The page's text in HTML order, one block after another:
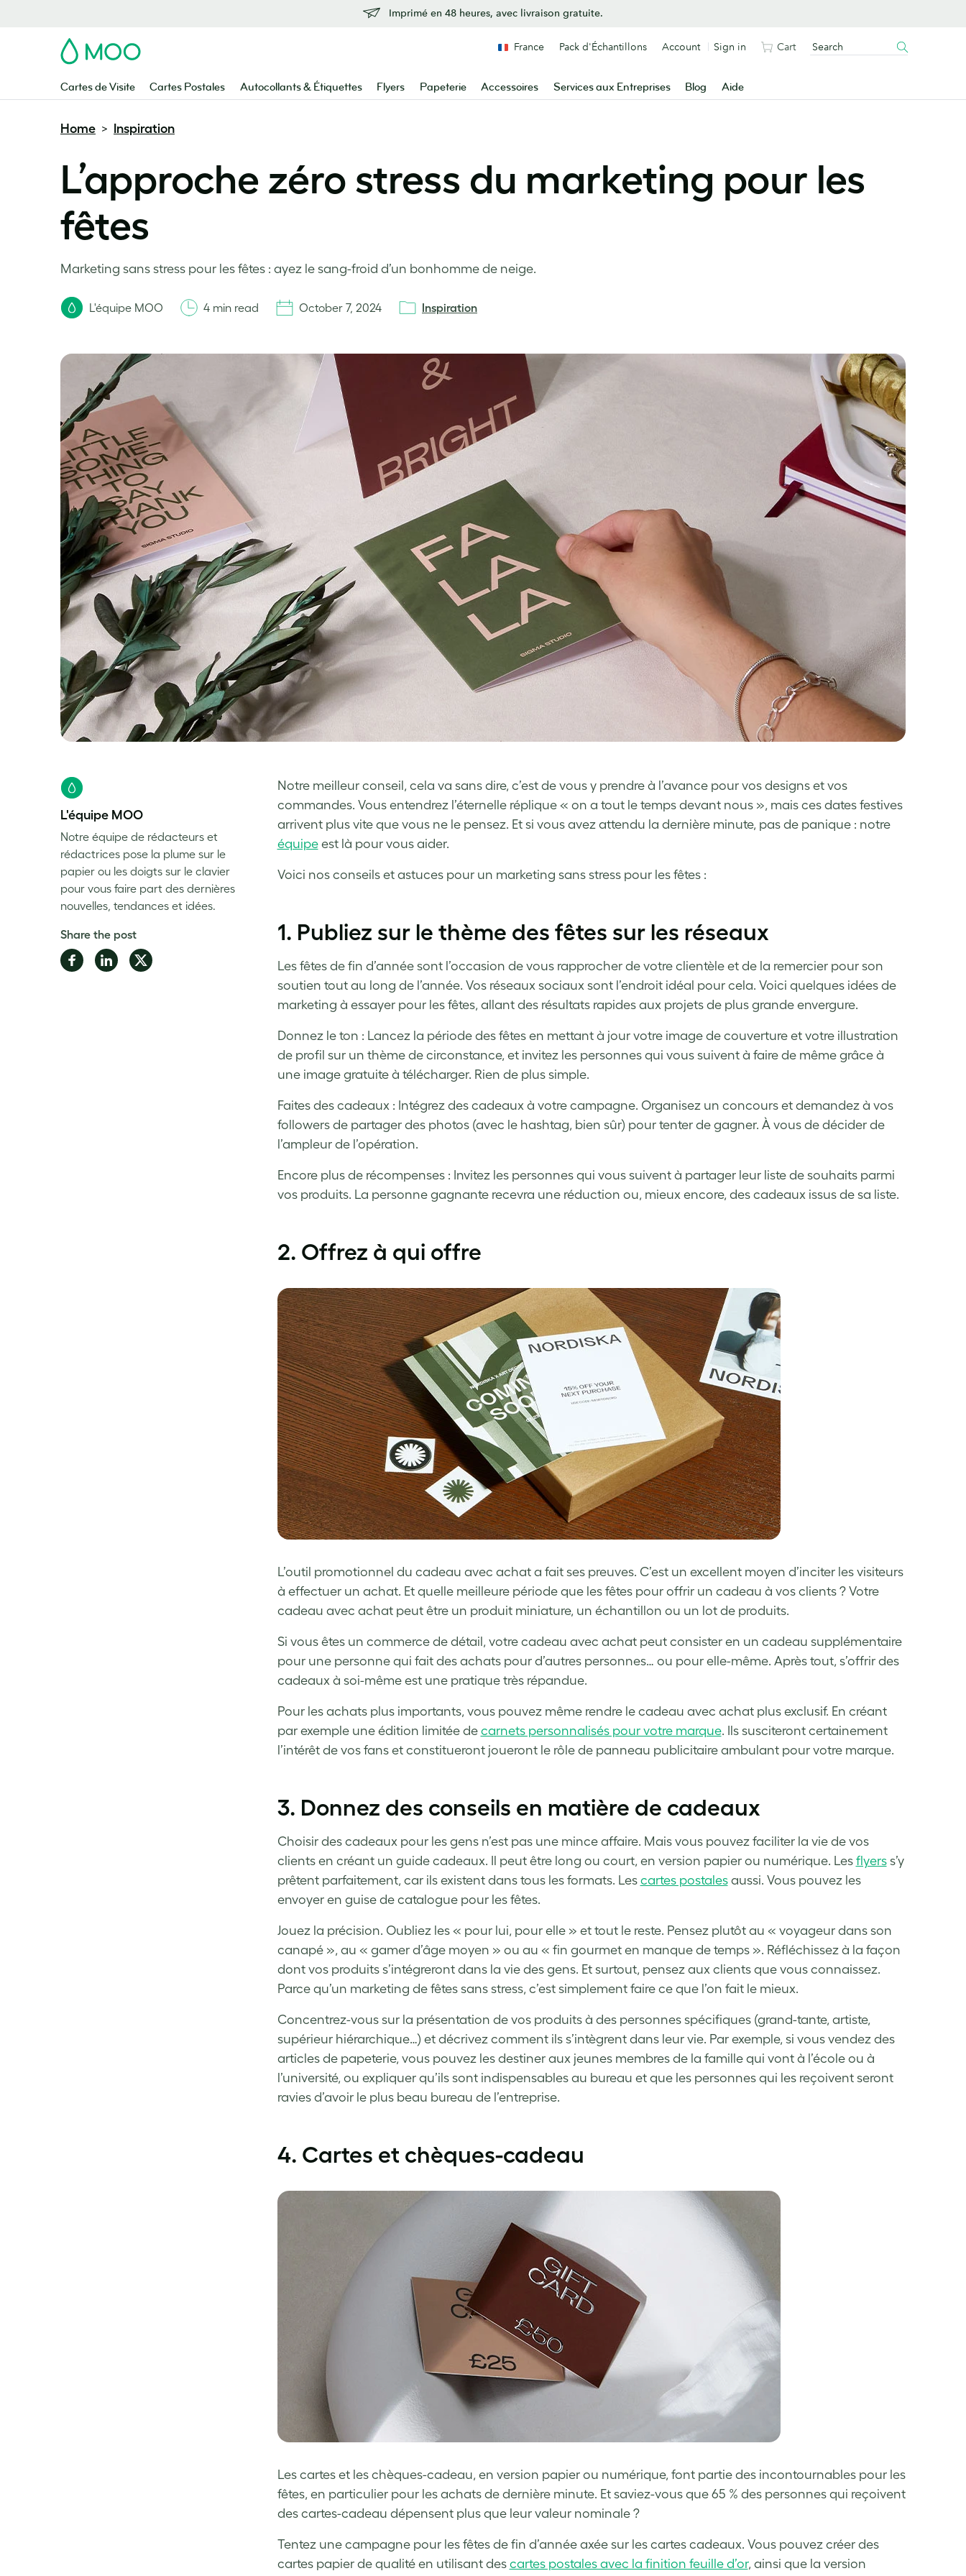
Imprimé en 48 heures, avec livraison gratuite.
MOO
Cartes de Visite Cartes Postales Autocollants & Étiquettes Flyers Papeterie Accessoires Services aux Entreprises Blog Aide
France Pack d'Échantillons Account Sign in Cart
Home > Inspiration
L’approche zéro stress du marketing pour les
fêtes
Marketing sans stress pour les fêtes : ayez le sang-froid d’un bonhomme de neige.
L'équipe MOO 4 min read October 7, 2024 Inspiration
Notre meilleur conseil, cela va sans dire, c’est de vous y prendre à l’avance pour vos designs et vos
commandes. Vous entendrez l’éternelle réplique « on a tout le temps devant nous », mais ces dates festives
arrivent plus vite que vous ne le pensez. Et si vous avez attendu la dernière minute, pas de panique : notre
équipeest là pour vous aider.
Voici nos conseils et astuces pour un marketing sans stress pour les fêtes :
1. Publiez sur le thème des fêtes sur les réseaux
Les fêtes de fin d’année sont l’occasion de vous rapprocher de votre clientèle et de la remercier pour son
soutien tout au long de l’année. Vos réseaux sociaux sont l’endroit idéal pour cela. Voici quelques idées de
marketing à essayer pour les fêtes, allant des résultats rapides aux projets de plus grande envergure.
Donnez le ton : Lancez la période des fêtes en mettant à jour votre image de couverture et votre illustration
de profil sur un thème de circonstance, et invitez les personnes qui vous suivent à faire de même grâce à
une image gratuite à télécharger. Rien de plus simple.
Faites des cadeaux : Intégrez des cadeaux à votre campagne. Organisez un concours et demandez à vos
followers de partager des photos (avec le hashtag, bien sûr) pour tenter de gagner. À vous de décider de
l’ampleur de l’opération.
Encore plus de récompenses : Invitez les personnes qui vous suivent à partager leur liste de souhaits parmi
vos produits. La personne gagnante recevra une réduction ou, mieux encore, des cadeaux issus de sa liste.
2. Offrez à qui offre
L’outil promotionnel du cadeau avec achat a fait ses preuves. C’est un excellent moyen d’inciter les visiteurs
à effectuer un achat. Et quelle meilleure période que les fêtes pour offrir un cadeau à vos clients ? Votre
cadeau avec achat peut être un produit miniature, un échantillon ou un lot de produits.
Si vous êtes un commerce de détail, votre cadeau avec achat peut consister en un cadeau supplémentaire
pour une personne qui fait des achats pour d’autres personnes… ou pour elle-même. Après tout, s’offrir des
cadeaux à soi-même est une pratique très répandue.
Pour les achats plus importants, vous pouvez même rendre le cadeau avec achat plus exclusif. En créant
par exemple une édition limitée de carnets personnalisés pour votre marque. Ils susciteront certainement
l’intérêt de vos fans et constitueront joueront le rôle de panneau publicitaire ambulant pour votre marque.
3. Donnez des conseils en matière de cadeaux
Choisir des cadeaux pour les gens n’est pas une mince affaire. Mais vous pouvez faciliter la vie de vos
clients en créant un guide cadeaux. Il peut être long ou court, en version papier ou numérique. Les flyerss’y
prêtent parfaitement, car ils existent dans tous les formats. Les cartes postalesaussi. Vous pouvez les
envoyer en guise de catalogue pour les fêtes.
Jouez la précision. Oubliez les « pour lui, pour elle » et tout le reste. Pensez plutôt au « voyageur dans son
canapé », au « gamer d’âge moyen » ou au « fin gourmet en manque de temps ». Réfléchissez à la façon
dont vos produits s’intégreront dans la vie des gens. Et surtout, pensez aux clients que vous connaissez.
Parce qu’un marketing de fêtes sans stress, c’est simplement faire ce que l’on fait le mieux.
Concentrez-vous sur la présentation de vos produits à des personnes spécifiques (grand-tante, artiste,
supérieur hiérarchique…) et décrivez comment ils s’intègrent dans leur vie. Par exemple, si vous vendez des
articles de papeterie, vous pouvez les destiner aux jeunes membres de la famille qui vont à l’école ou à
l’université, ou expliquer qu’ils sont indispensables au bureau et que les personnes qui les reçoivent seront
ravies d’avoir le plus beau bureau de l’entreprise.
4. Cartes et chèques-cadeau
Les cartes et les chèques-cadeau, en version papier ou numérique, font partie des incontournables pour les
fêtes, en particulier pour les achats de dernière minute. Et saviez-vous que 65 % des personnes qui reçoivent
des cartes-cadeau dépensent plus que leur valeur nominale ?
Tentez une campagne pour les fêtes de fin d’année axée sur les cartes cadeaux. Vous pouvez créer des
cartes papier de qualité en utilisant des cartes postales avec la finition feuille d’or, ainsi que la version
L'équipe MOO
Notre équipe de rédacteurs et
rédactrices pose la plume sur le
papier ou les doigts sur le clavier
pour vous faire part des dernières
nouvelles, tendances et idées.
Share the post
Share Share Share